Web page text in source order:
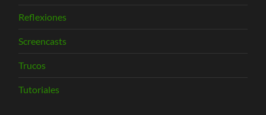
Reflexiones
Screencasts
Trucos
Tutoriales